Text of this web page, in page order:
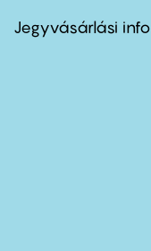
second
Jegyvásárlási